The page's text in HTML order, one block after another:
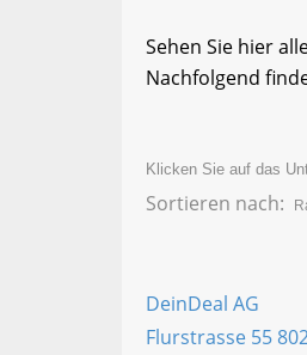
Sehen Sie hier
Nachfolgend
Klicken Sie auf das
Sortieren nach:
DeinDeal AG
Flurstrasse 55